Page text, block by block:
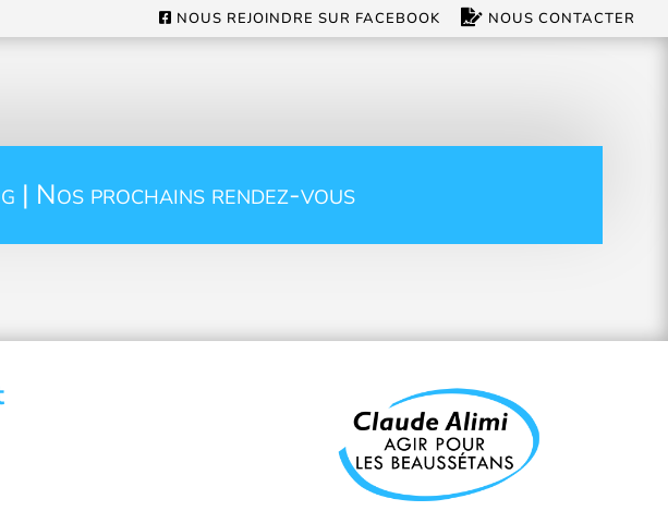
NOUS REJOINDRE SUR FACEBOOK NOUS CONTACTER
| Nos prochains rendez-vous